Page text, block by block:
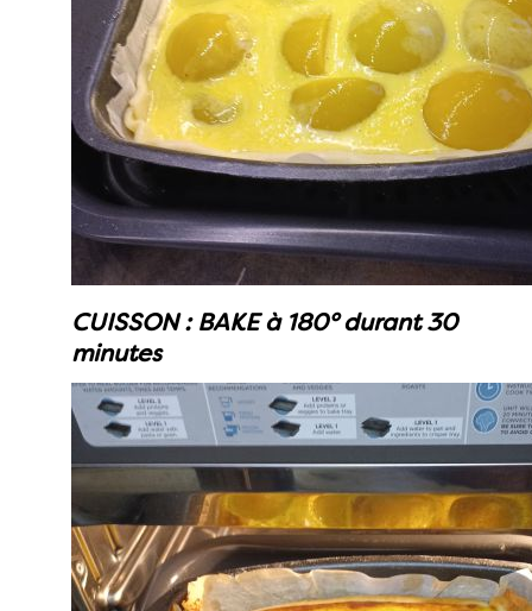
CUISSON : BAKE à 180° durant 30
minutes